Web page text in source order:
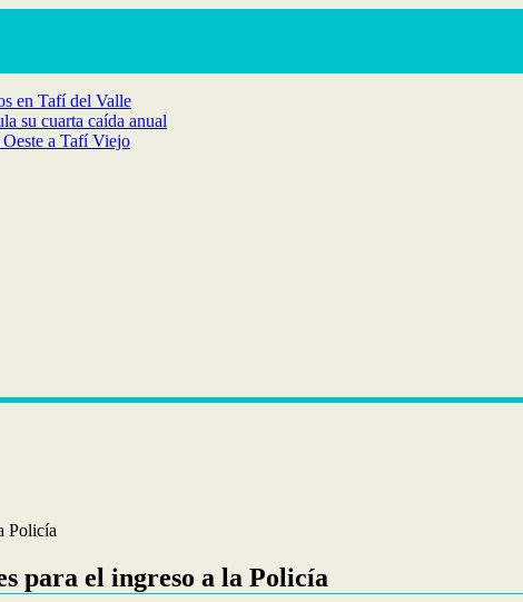
en Tafí del Valle
su cuarta caída anual
a Tafí Viejo
Policía
para el ingreso a la Policía